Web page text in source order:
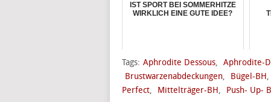
IST SPORT BEI SOMMERHITZE
WIRKLICH EINE GUTE IDEE?
Tags: Aphrodite Dessous, Aphrodite-
Brustwarzenabdeckungen, Bügel-BH,
Perfect, Mittelträger-BH, Push- Up-